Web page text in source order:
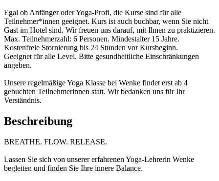
Egal ob Anfänger oder Yoga-Profi, die Kurse sind für alle
Teilnehmer*innen geeignet. Kurs ist auch buchbar, wenn Sie nicht
Gast im Hotel sind. Wir freuen uns darauf, mit Ihnen zu praktizieren.
Max. Teilnehmerzahl: 6 Personen. Mindestalter 15 Jahre.
Kostenfreie Stornierung bis 24 Stunden vor Kursbeginn.
Geeignet für alle Level. Bitte gesundheitliche Einschränkungen
angeben.
Unsere regelmäßige Yoga Klasse bei Wenke findet erst ab 4
gebuchten Teilnehmerinnen statt. Wir bedanken uns für Ihr
Verständnis.
Beschreibung
BREATHE. FLOW. RELEASE.
Lassen Sie sich von unserer erfahrenen Yoga-Lehrerin Wenke
begleiten und finden Sie Ihre innere Balance.